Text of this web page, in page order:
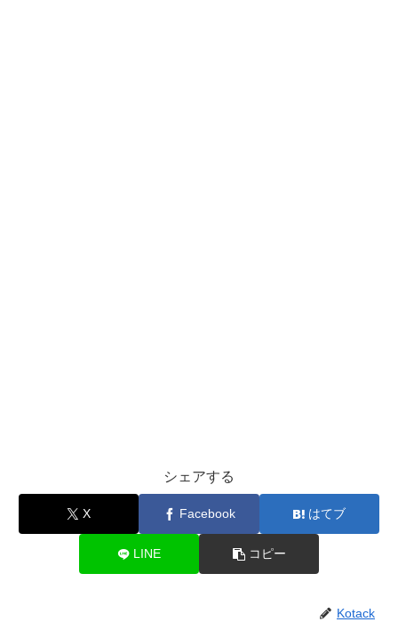
シェアする
X Facebook はてブ
LINE コピー
Kotack